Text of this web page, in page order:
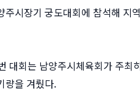
시장기 궁도대회에 참석해 지
대회는 남양주시체육회가 주
량을 겨뤘다.